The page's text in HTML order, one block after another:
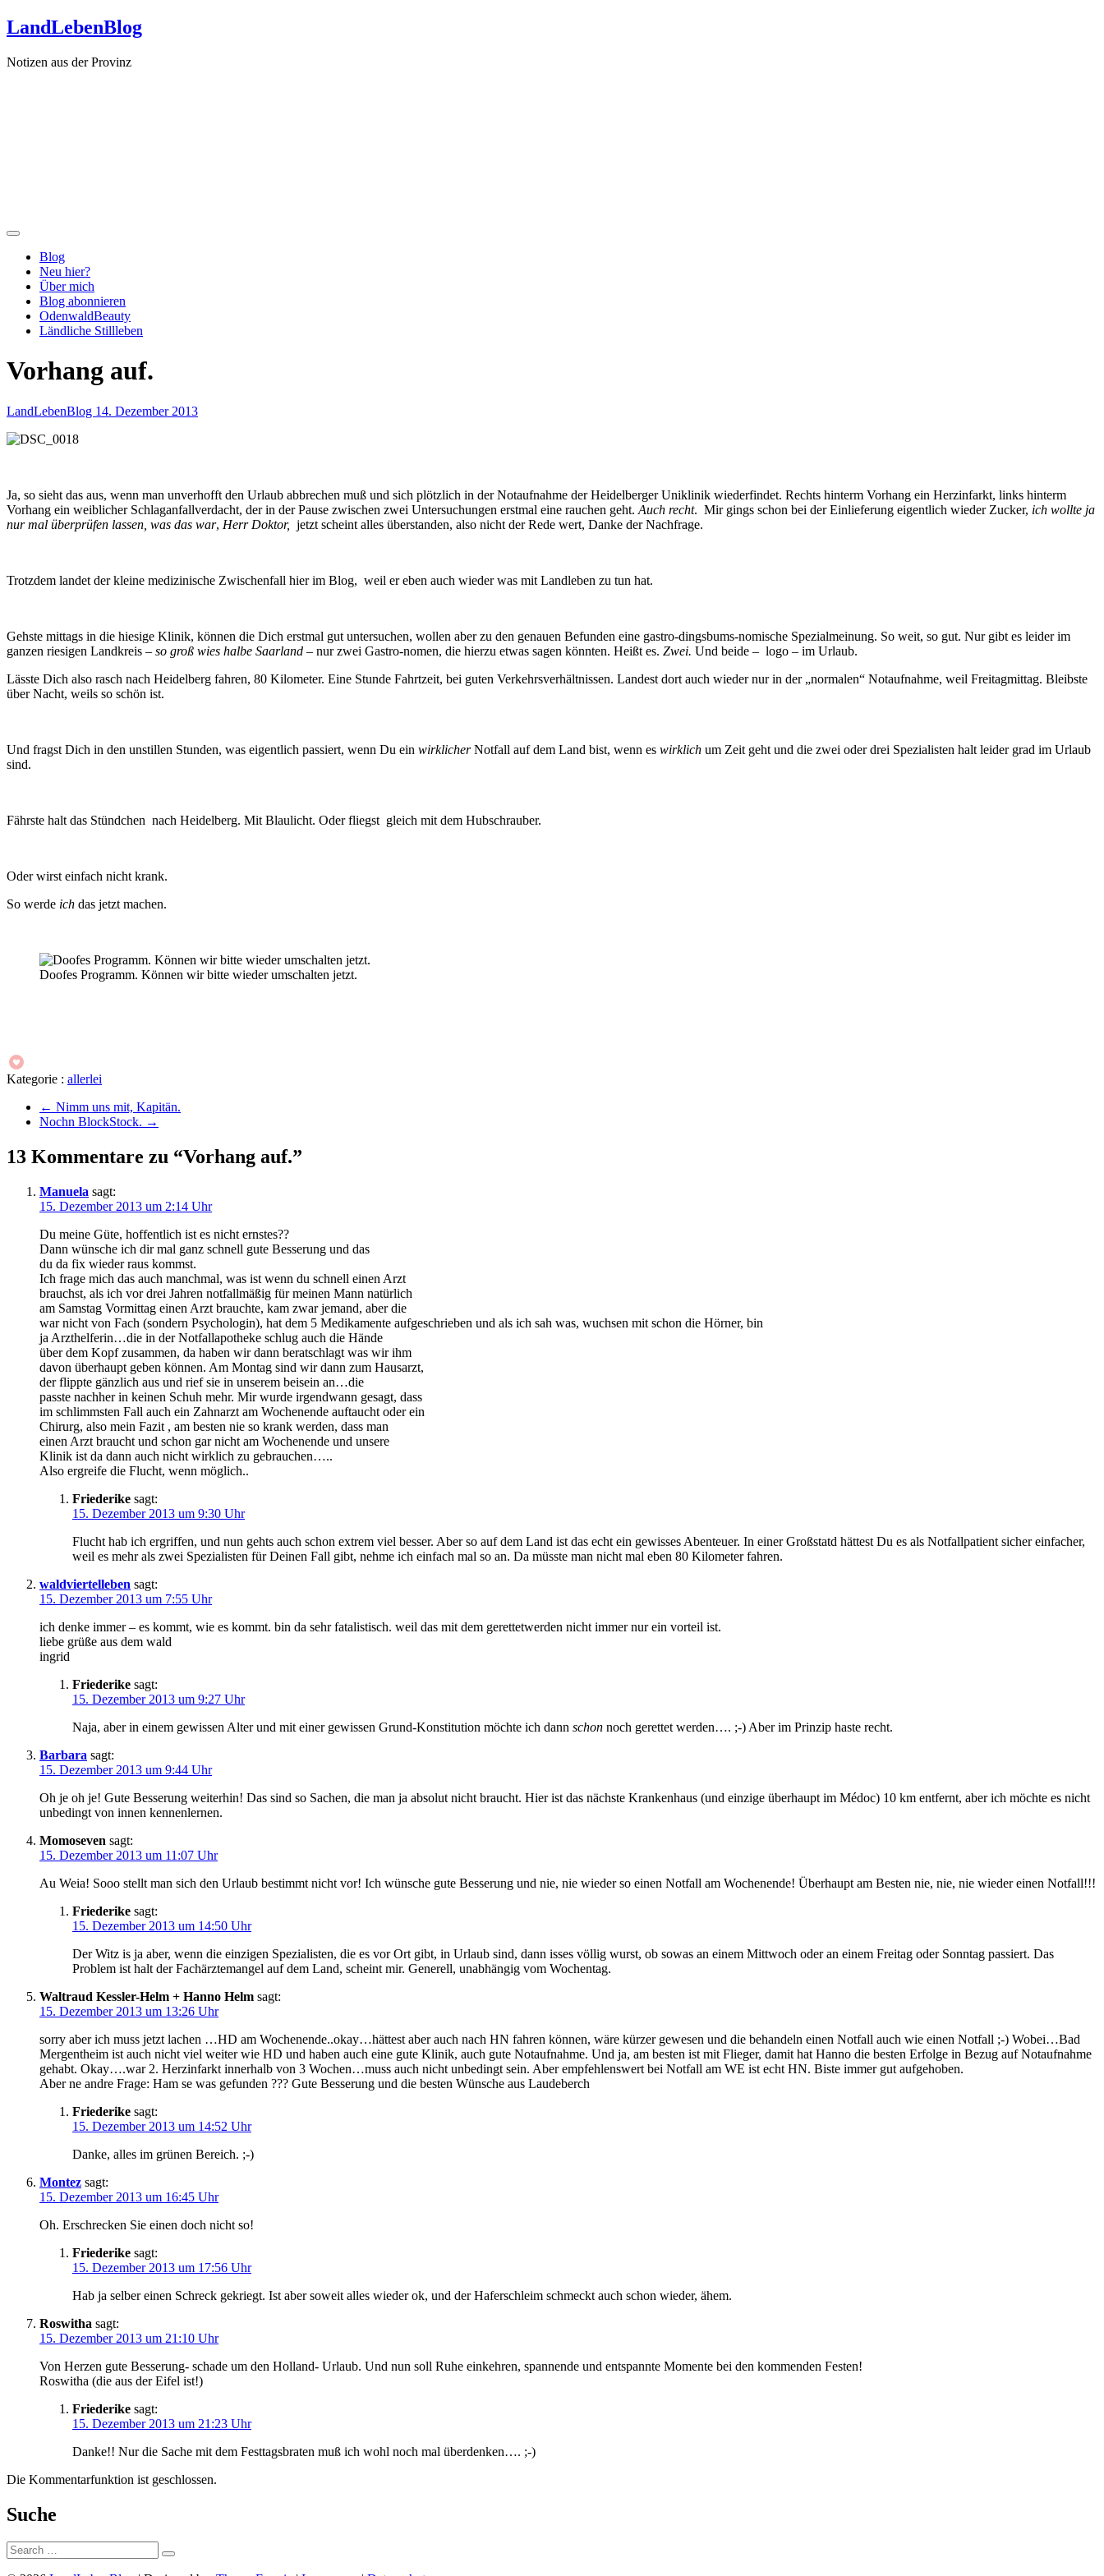
Zum
Inhalt
LandLebenBlog
Notizen aus der Provinz
Blog
Neu hier?
Über mich
Blog abonnieren
OdenwaldBeauty
Ländliche Stillleben
Vorhang auf.
LandLebenBlog 14. Dezember 2013
Ja, so sieht das aus, wenn man unverhofft den Urlaub abbrechen muß und sich plötzlich in der Notaufnahme der Heidelberger Uniklinik wiederfindet. Rechts hinterm Vorhang ein Herzinfarkt, links hinterm
Vorhang ein weiblicher Schlaganfallverdacht, der in der Pause zwischen zwei Untersuchungen erstmal eine rauchen geht. Auch recht. Mir gings schon bei der Einlieferung eigentlich wieder Zucker, ich wollte ja
nur mal überprüfen lassen, was das war, Herr Doktor, jetzt scheint alles überstanden, also nicht der Rede wert, Danke der Nachfrage.
Trotzdem landet der kleine medizinische Zwischenfall hier im Blog, weil er eben auch wieder was mit Landleben zu tun hat.
Gehste mittags in die hiesige Klinik, können die Dich erstmal gut untersuchen, wollen aber zu den genauen Befunden eine gastro-dingsbums-nomische Spezialmeinung. So weit, so gut. Nur gibt es leider im
ganzen riesigen Landkreis – so groß wies halbe Saarland – nur zwei Gastro-nomen, die hierzu etwas sagen könnten. Heißt es. Zwei. Und beide – logo – im Urlaub.
Lässte Dich also rasch nach Heidelberg fahren, 80 Kilometer. Eine Stunde Fahrtzeit, bei guten Verkehrsverhältnissen. Landest dort auch wieder nur in der „normalen“ Notaufnahme, weil Freitagmittag. Bleibste
über Nacht, weils so schön ist.
Und fragst Dich in den unstillen Stunden, was eigentlich passiert, wenn Du ein wirklicherNotfall auf dem Land bist, wenn es wirklich um Zeit geht und die zwei oder drei Spezialisten halt leider grad im Urlaub
sind.
Fährste halt das Stündchen nach Heidelberg. Mit Blaulicht. Oder fliegst gleich mit dem Hubschrauber.
Oder wirst einfach nicht krank.
So werde ich das jetzt machen.
Doofes Programm. Können wir bitte wieder umschalten jetzt.
Kategorie : allerlei
← Nimm uns mit, Kapitän.
Nochn BlockStock. →
13 Kommentare zu “Vorhang auf.”
Manuela sagt:
15. Dezember 2013 um 2:14 Uhr
Du meine Güte, hoffentlich ist es nicht ernstes??
Dann wünsche ich dir mal ganz schnell gute Besserung und das
du da fix wieder raus kommst.
Ich frage mich das auch manchmal, was ist wenn du schnell einen Arzt
brauchst, als ich vor drei Jahren notfallmäßig für meinen Mann natürlich
am Samstag Vormittag einen Arzt brauchte, kam zwar jemand, aber die
war nicht von Fach (sondern Psychologin), hat dem 5 Medikamente aufgeschrieben und als ich sah was, wuchsen mit schon die Hörner, bin
ja Arzthelferin…die in der Notfallapotheke schlug auch die Hände
über dem Kopf zusammen, da haben wir dann beratschlagt was wir ihm
davon überhaupt geben können. Am Montag sind wir dann zum Hausarzt,
der flippte gänzlich aus und rief sie in unserem beisein an…die
passte nachher in keinen Schuh mehr. Mir wurde irgendwann gesagt, dass
im schlimmsten Fall auch ein Zahnarzt am Wochenende auftaucht oder ein
Chirurg, also mein Fazit , am besten nie so krank werden, dass man
einen Arzt braucht und schon gar nicht am Wochenende und unsere
Klinik ist da dann auch nicht wirklich zu gebrauchen…..
Also ergreife die Flucht, wenn möglich..
Friederike sagt:
15. Dezember 2013 um 9:30 Uhr
Flucht hab ich ergriffen, und nun gehts auch schon extrem viel besser. Aber so auf dem Land ist das echt ein gewisses Abenteuer. In einer Großstatd hättest Du es als Notfallpatient sicher einfacher,
weil es mehr als zwei Spezialisten für Deinen Fall gibt, nehme ich einfach mal so an. Da müsste man nicht mal eben 80 Kilometer fahren.
waldviertelleben sagt:
15. Dezember 2013 um 7:55 Uhr
ich denke immer – es kommt, wie es kommt. bin da sehr fatalistisch. weil das mit dem gerettetwerden nicht immer nur ein vorteil ist.
liebe grüße aus dem wald
ingrid
Friederike sagt:
15. Dezember 2013 um 9:27 Uhr
Naja, aber in einem gewissen Alter und mit einer gewissen Grund-Konstitution möchte ich dann schon noch gerettet werden…. ;-) Aber im Prinzip haste recht.
Barbara sagt:
15. Dezember 2013 um 9:44 Uhr
Oh je oh je! Gute Besserung weiterhin! Das sind so Sachen, die man ja absolut nicht braucht. Hier ist das nächste Krankenhaus (und einzige überhaupt im Médoc) 10 km entfernt, aber ich möchte es nicht
unbedingt von innen kennenlernen.
Momoseven sagt:
15. Dezember 2013 um 11:07 Uhr
Au Weia! Sooo stellt man sich den Urlaub bestimmt nicht vor! Ich wünsche gute Besserung und nie, nie wieder so einen Notfall am Wochenende! Überhaupt am Besten nie, nie, nie wieder einen Notfall!!!
Friederike sagt:
15. Dezember 2013 um 14:50 Uhr
Der Witz is ja aber, wenn die einzigen Spezialisten, die es vor Ort gibt, in Urlaub sind, dann isses völlig wurst, ob sowas an einem Mittwoch oder an einem Freitag oder Sonntag passiert. Das
Problem ist halt der Fachärztemangel auf dem Land, scheint mir. Generell, unabhängig vom Wochentag.
Waltraud Kessler-Helm + Hanno Helm sagt:
15. Dezember 2013 um 13:26 Uhr
sorry aber ich muss jetzt lachen …HD am Wochenende..okay…hättest aber auch nach HN fahren können, wäre kürzer gewesen und die behandeln einen Notfall auch wie einen Notfall ;-) Wobei…Bad
Mergentheim ist auch nicht viel weiter wie HD und haben auch eine gute Klinik, auch gute Notaufnahme. Und ja, am besten ist mit Flieger, damit hat Hanno die besten Erfolge in Bezug auf Notaufnahme
gehabt. Okay….war 2. Herzinfarkt innerhalb von 3 Wochen…muss auch nicht unbedingt sein. Aber empfehlenswert bei Notfall am WE ist echt HN. Biste immer gut aufgehoben.
Aber ne andre Frage: Ham se was gefunden ??? Gute Besserung und die besten Wünsche aus Laudeberch
Friederike sagt:
15. Dezember 2013 um 14:52 Uhr
Danke, alles im grünen Bereich. ;-)
Montez sagt:
15. Dezember 2013 um 16:45 Uhr
Oh. Erschrecken Sie einen doch nicht so!
Friederike sagt:
15. Dezember 2013 um 17:56 Uhr
Hab ja selber einen Schreck gekriegt. Ist aber soweit alles wieder ok, und der Haferschleim schmeckt auch schon wieder, ähem.
Roswitha sagt:
15. Dezember 2013 um 21:10 Uhr
Von Herzen gute Besserung- schade um den Holland- Urlaub. Und nun soll Ruhe einkehren, spannende und entspannte Momente bei den kommenden Festen!
Roswitha (die aus der Eifel ist!)
Friederike sagt:
15. Dezember 2013 um 21:23 Uhr
Danke!! Nur die Sache mit dem Festtagsbraten muß ich wohl noch mal überdenken…. ;-)
Die Kommentarfunktion ist geschlossen.
Suche
Suche: